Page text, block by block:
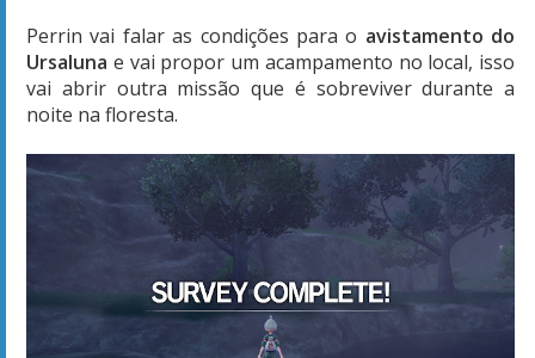
Perrin vai falar as condições para o avistamento do
Ursaluna e vai propor um acampamento no local, isso
vai abrir outra missão que é sobreviver durante a
noite na floresta.